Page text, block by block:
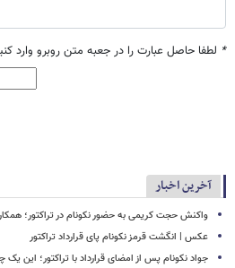
* لطفا حاصل عبارت را در جعبه متن روبرو وارد
آخرین اخبار
واکنش حجت کریمی به حضور نکونام در تراکتور؛
عکس | انگشت قرمز نکونام پای قرارداد تراکتور
جواد نکونام پس از امضای قرارداد با تراکتور؛ این